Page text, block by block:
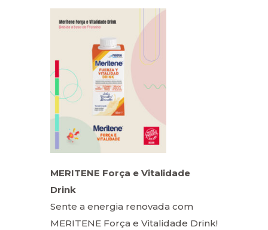
MERITENE Força e Vitalidade
Drink
Sente a energia renovada com
MERITENE Força e Vitalidade Drink!